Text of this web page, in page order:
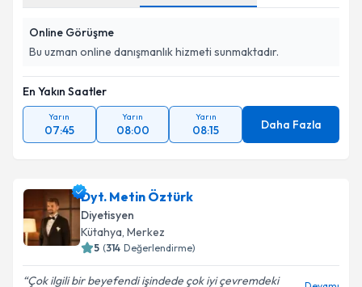
Online Görüşme
Bu uzman online danışmanlık hizmeti sunmaktadır.
En Yakın Saatler
Yarın
07:45
Yarın
08:00
Yarın
08:15 Daha Fazla
Dyt. Metin Öztürk
Diyetisyen
Kütahya, Merkez
5 (314 Değerlendirme)
Çok ilgili bir beyefendi işindede çok iyi çevremdeki